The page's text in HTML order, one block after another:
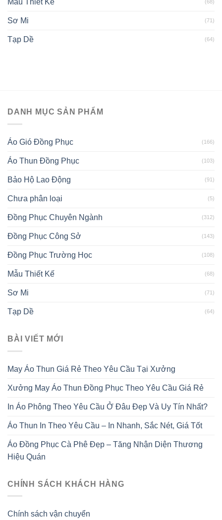
Mẫu Thiết Kế (68)
Sơ Mi (71)
Tạp Dề (64)
DANH MỤC SẢN PHẨM
Áo Gió Đồng Phục (166)
Áo Thun Đồng Phục (103)
Bảo Hộ Lao Động (91)
Chưa phân loại (5)
Đồng Phục Chuyên Ngành (312)
Đồng Phục Công Sở (143)
Đồng Phục Trường Học (108)
Mẫu Thiết Kế (68)
Sơ Mi (71)
Tạp Dề (64)
BÀI VIẾT MỚI
May Áo Thun Giá Rẻ Theo Yêu Cầu Tại Xưởng
Xưởng May Áo Thun Đồng Phục Theo Yêu Cầu Giá Rẻ
In Áo Phông Theo Yêu Cầu Ở Đâu Đẹp Và Uy Tín Nhất?
Áo Thun In Theo Yêu Cầu – In Nhanh, Sắc Nét, Giá Tốt
Áo Đồng Phục Cà Phê Đẹp – Tăng Nhận Diện Thương
Hiệu Quán
CHÍNH SÁCH KHÁCH HÀNG
Chính sách vận chuyển